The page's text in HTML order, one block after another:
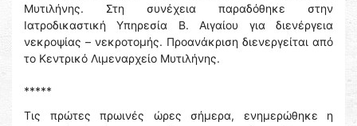
Μυτιλήνης. Στη συνέχεια παραδόθηκε στην
Ιατροδικαστική Υπηρεσία Β. Αιγαίου για διενέργεια
νεκροψίας – νεκροτομής. Προανάκριση διενεργείται από
το Κεντρικό Λιμεναρχείο Μυτιλήνης.
*****
Τις πρώτες πρωινές ώρες σήμερα, ενημερώθηκε η